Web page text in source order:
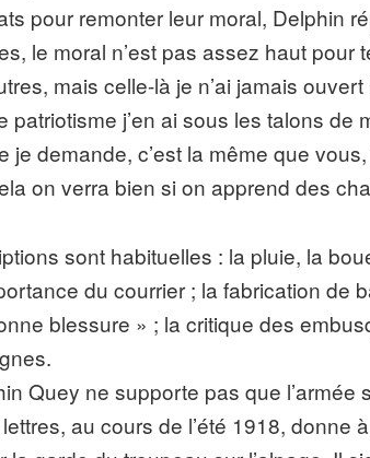
pour remonter leur moral, Delphin
le moral n’est pas assez haut pour
mais celle-là je n’ai jamais
patriotisme j’en ai sous les talons de
je demande, c’est la même que
on verra bien si on apprend des
sont habituelles : la pluie, la
du courrier ; la fabrication de
blessure » ; la critique des
Quey ne supporte pas que l’armée
au cours de l’été 1918, donne